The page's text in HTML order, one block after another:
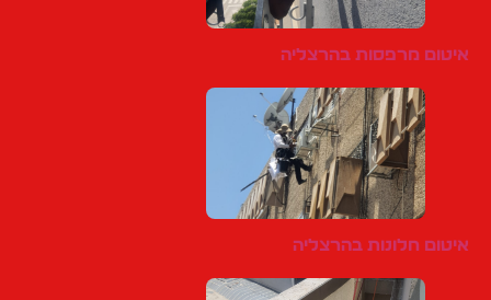
איטום מרפסות בהרצליה
איטום חלונות בהרצליה